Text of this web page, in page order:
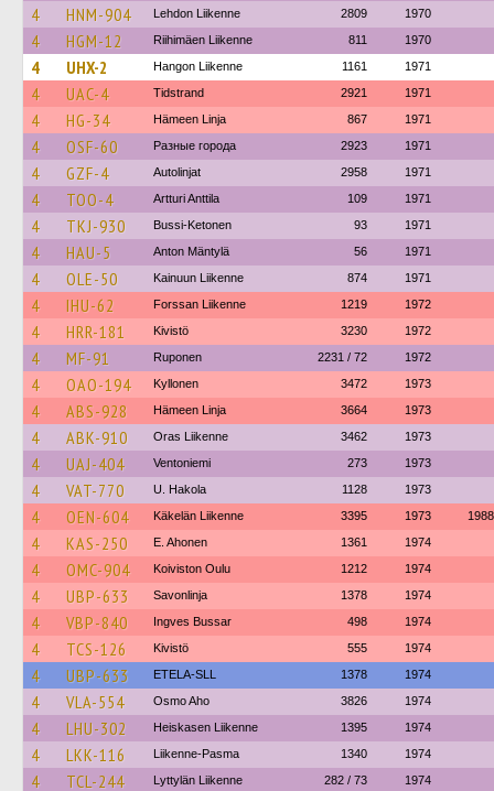
4 HNM-904 Lehdon Liikenne 2809 1970
4 HGM-12 Riihimäen Liikenne 811 1970
4 UHX-2 Hangon Liikenne 1161 1971
4 UAC-4 Tidstrand 2921 1971
4 HG-34 Hämeen Linja 867 1971
4 OSF-60 Разные города 2923 1971
4 GZF-4 Autolinjat 2958 1971
4 TOO-4 Artturi Anttila 109 1971
4 TKJ-930 Bussi-Ketonen 93 1971
4 HAU-5 Anton Mäntylä 56 1971
4 OLE-50 Kainuun Liikenne 874 1971
4 IHU-62 Forssan Liikenne 1219 1972
4 HRR-181 Kivistö 3230 1972
4 MF-91 Ruponen 2231 / 72 1972
4 OAO-194 Kyllonen 3472 1973
4 ABS-928 Hämeen Linja 3664 1973
4 ABK-910 Oras Liikenne 3462 1973
4 UAJ-404 Ventoniemi 273 1973
4 VAT-770 U. Hakola 1128 1973
4 OEN-604 Käkelän Liikenne 3395 1973 1988
4 KAS-250 E. Ahonen 1361 1974
4 OMC-904 Koiviston Oulu 1212 1974
4 UBP-633 Savonlinja 1378 1974
4 VBP-840 Ingves Bussar 498 1974
4 TCS-126 Kivistö 555 1974
4 UBP-633 ETELA-SLL 1378 1974
4 VLA-554 Osmo Aho 3826 1974
4 LHU-302 Heiskasen Liikenne 1395 1974
4 LKK-116 Liikenne-Pasma 1340 1974
4 TCL-244 Lyttylän Liikenne 282 / 73 1974